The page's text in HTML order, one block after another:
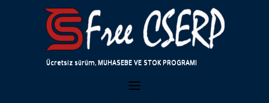
Ücretsiz sürüm, MUHASEBE VE STOK PROGRAMI